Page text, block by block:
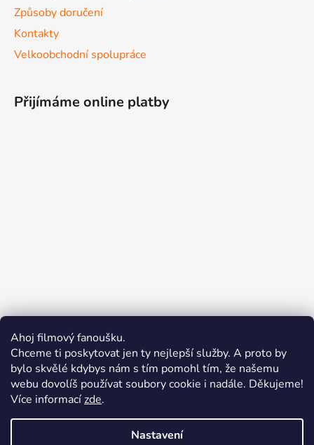
Ahoj filmový fanoušku.
Chceme ti poskytovat jen ty nejlepší služby. A proto by
bylo skvělé kdybys nám s tím pomohl tím, že našemu
webu dovolíš používat soubory cookie i nadále. Děkujeme!
Více informacízde.
Nastavení
Způsoby doručení
Kontakty
Velkoobchodní spolupráce
Přijímáme online platby
Merchion | Pořiďte si vlastní merch
Midnight Gear | Ride the night, wear the soul